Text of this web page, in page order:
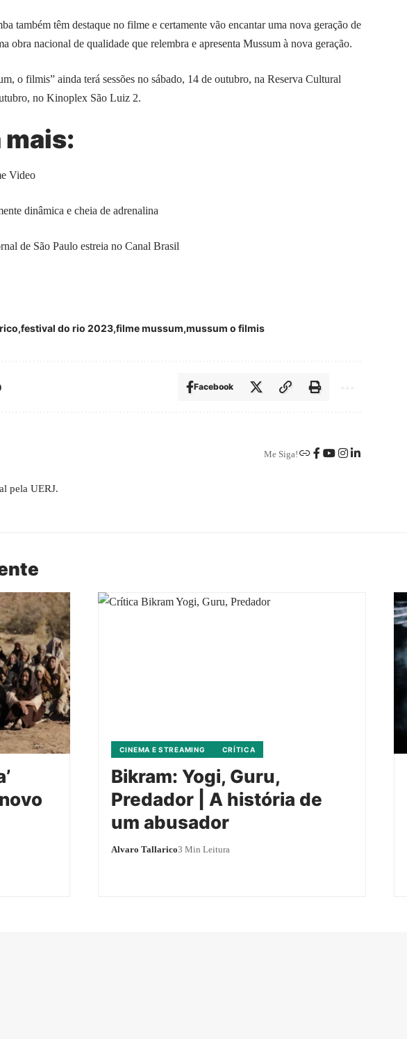
também têm destaque no filme e certamente vão encantar uma nova geração de
obra nacional de qualidade que relembra e apresenta Mussum à nova geração.
o filmis” ainda terá sessões no sábado, 14 de outubro, na Reserva Cultural
no Kinoplex São Luiz 2.
mais:
Video
dinâmica e cheia de adrenalina
de São Paulo estreia no Canal Brasil
festival do rio 2023 filme mussum mussum o filmis
Facebook
Me Siga!
pela UERJ.
CINEMA E STREAMING CRÍTICA
Bikram: Yogi, Guru,
Predador | A história de
um abusador
Alvaro Tallarico3 Min Leitura